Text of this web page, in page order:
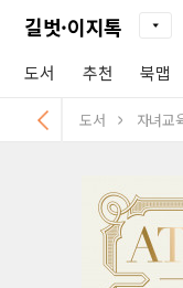
길벗·이지톡
도서 추천 북맵
도서 자녀교